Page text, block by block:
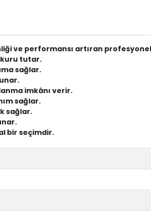
ve performansı artıran
kuru tutar.
sağlar.
imkânı verir.
sağlar.
sağlar.
bir seçimdir.